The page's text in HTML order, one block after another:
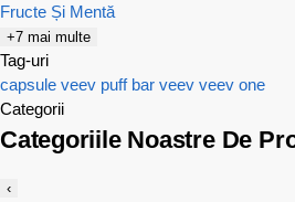
Fructe Și Mentă
+7 mai multe
Tag-uri
capsule veev puff bar veev veev one
Categorii
Categoriile Noastre De
‹